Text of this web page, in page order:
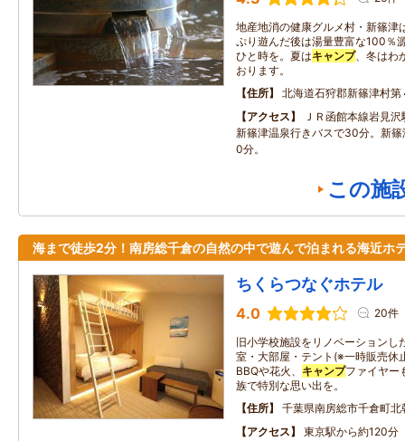
地産地消の健康グルメ村・新篠
ぷり遊んだ後は湯量豊富な100％
ひと時を。夏はキャンプ、冬はわ
おります。
住所
北海道石狩郡新篠津村
アクセス
ＪＲ函館本線岩見
新篠津温泉行きバスで30分。新
0分。
この施
海まで徒歩2分！南房総千倉の自然の中で遊んで泊まれる海近ホ
ちくらつなぐホテル
4.0 20件
旧小学校施設をリノベーションし
室・大部屋・テント(※一時販売休
BBQや花火、 キャンプファイヤー
族で特別な思い出を。
住所
千葉県南房総市千倉町北
アクセス
東京駅から約120分